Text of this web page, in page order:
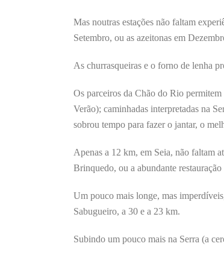
Mas noutras estações não faltam
Setembro, ou as azeitonas em
As churrasqueiras e o forno de lenha
Os parceiros da Chão do Rio
Verão); caminhadas interpretadas na
sobrou tempo para fazer o jantar, o
Apenas a 12 km, em Seia, não faltam
Brinquedo, ou a abundante
Um pouco mais longe, mas
Sabugueiro, a 30 e a 23 km.
Subindo um pouco mais na Serra (a